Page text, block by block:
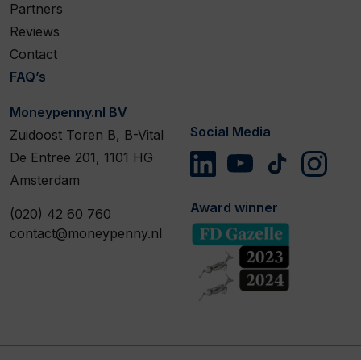
Partners
Reviews
Contact
FAQ’s
Moneypenny.nl BV
Zuidoost Toren B, B-Vital
De Entree 201, 1101 HG
Amsterdam
(020) 42 60 760
contact@moneypenny.nl
Social Media
Award winner